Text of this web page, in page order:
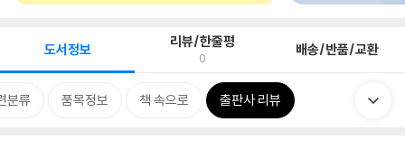
도서정보 리뷰/한줄평
0 배송/반품/교환
분류 품목정보 책 속으로 출판사 리뷰